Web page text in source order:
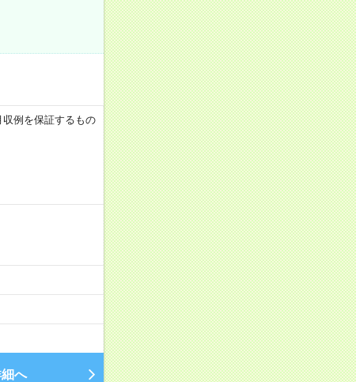
例を保証するもの
へ